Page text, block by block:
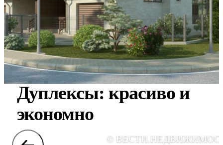
Дуплексы: красиво и
экономно
©